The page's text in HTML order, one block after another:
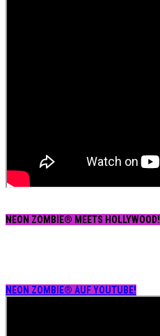
NEON ZOMBIE® MEETS HOLLYWOOD!
NEON ZOMBIE® AUF YOUTUBE!